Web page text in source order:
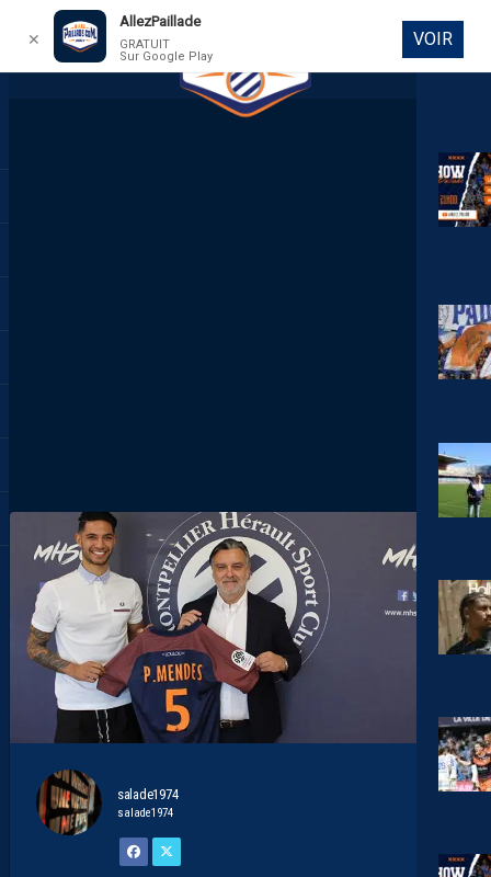
DIRECT
salade1974
salade1974
✕
AllezPaillade
GRATUIT
Sur Google Play
VOIR